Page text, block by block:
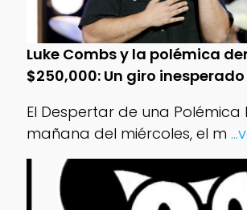
Luke Combs y la polémica
$250,000: Un giro inesperado
El Despertar de una Polémica
mañana del miércoles, el m